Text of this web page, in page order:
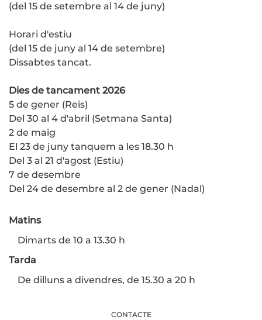
(del 15 de setembre al 14 de juny)
Horari d'estiu
(del 15 de juny al 14 de setembre)
Dissabtes tancat.
Dies de tancament 2026
5 de gener (Reis)
Del 30 al 4 d'abril (Setmana Santa)
2 de maig
El 23 de juny tanquem a les 18.30 h
Del 3 al 21 d'agost (Estiu)
7 de desembre
Del 24 de desembre al 2 de gener (Nadal)
Matins
Dimarts de 10 a 13.30 h
Tarda
De dilluns a divendres, de 15.30 a 20 h
CONTACTE